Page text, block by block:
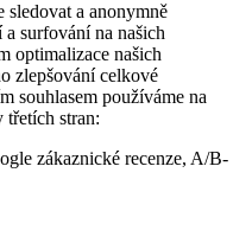
sledovat a anonymně
surfování na našich
optimalizace našich
zlepšování celkové
souhlasem používáme na
třetích stran:
zákaznické recenze, A/B-